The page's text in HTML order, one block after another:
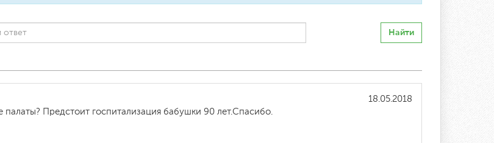
Найти
18.05.2018
Предстоит госпитализация бабушки 90 лет.Спасибо.